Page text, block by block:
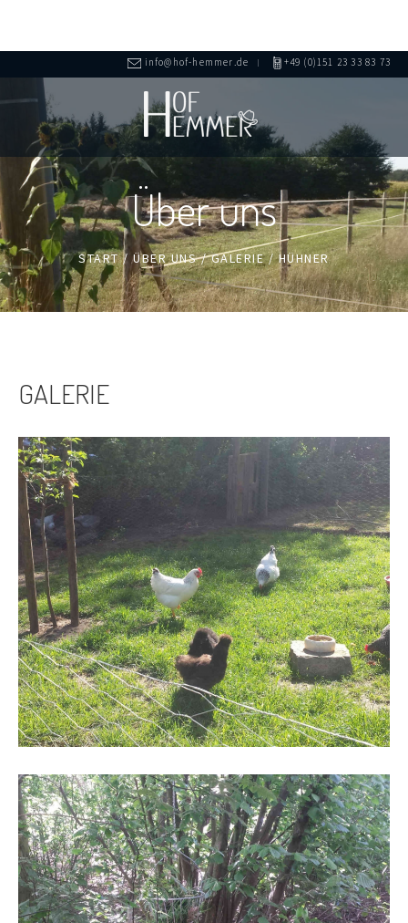
info@hof-hemmer.de +49 (0)151 23 33 83 73
Über uns
START/ÜBER UNS/GALERIE/HÜHNER
GALERIE